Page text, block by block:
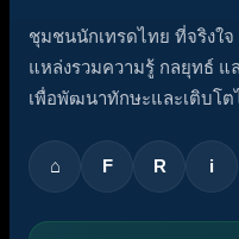
ชุมชนนักเทรดไทย ที่จริงใจ
แหล่งรวมความรู้ กลยุทธ์ แ
เพื่อพัฒนาทักษะและเติบโต
⌂ F R i